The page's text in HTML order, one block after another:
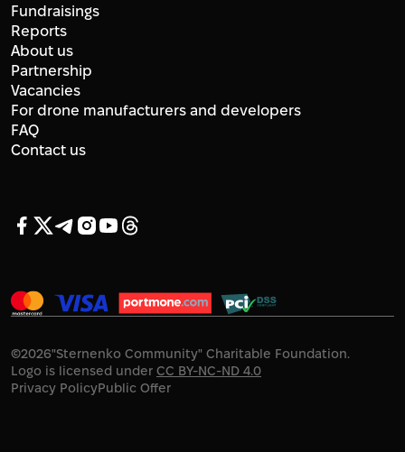
Fundraisings
Reports
About us
Partnership
Vacancies
For drone manufacturers and developers
FAQ
Contact us
©2026"Sternenko Community" Charitable Foundation.
Logo is licensed under CC BY-NC-ND 4.0
Privacy PolicyPublic Offer